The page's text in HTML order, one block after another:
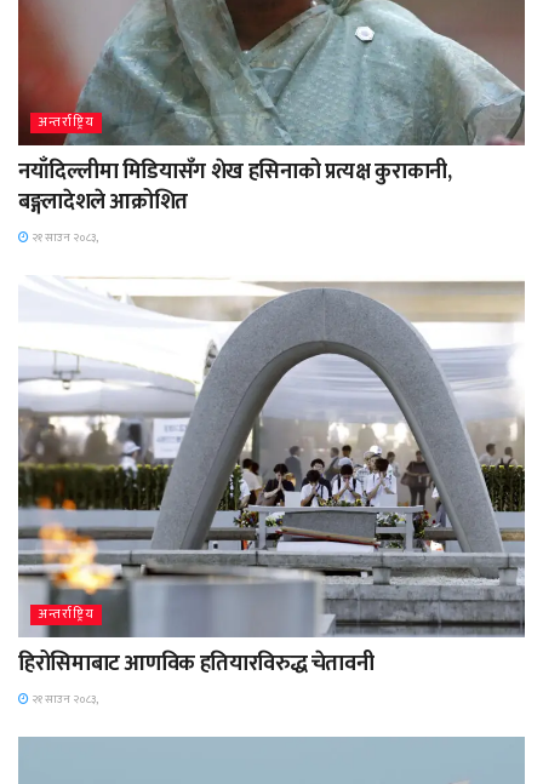
अन्तर्राष्ट्रिय
नयाँदिल्लीमा मिडियासँग शेख हसिनाको प्रत्यक्ष कुराकानी,
बङ्गलादेशले आक्रोशित
२१ साउन २०८३,
अन्तर्राष्ट्रिय
हिरोसिमाबाट आणविक हतियारविरुद्ध चेतावनी
२१ साउन २०८३,